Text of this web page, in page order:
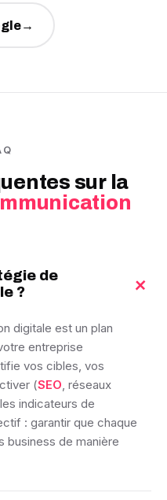
→
sur la
de
?
+
digitale est un plan
entreprise
vos cibles, vos
(SEO, réseaux
indicateurs de
: garantir que chaque
business de manière